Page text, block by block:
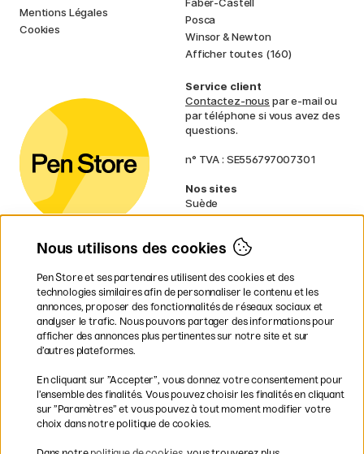
Mentions Légales
Cookies
Posca
Winsor & Newton
Afficher toutes (160)
Service client
Contactez-nous par e-mail ou
par téléphone si vous avez des
questions.
n° TVA : SE556797007301
Nos sites
Suède
Norvège
Finlande
Irlande
Pays-Bas
Royaume-Uni
UE
volumineux.
Les modes de paiement
Nous utilisons des cookies
Pen Store et ses partenaires utilisent des cookies et des
technologies similaires afin de personnaliser le contenu et les
annonces, proposer des fonctionnalités de réseaux sociaux et
analyser le trafic. Nous pouvons partager des informations pour
afficher des annonces plus pertinentes sur notre site et sur
d’autres plateformes.
En cliquant sur ”Accepter”, vous donnez votre consentement pour
l’ensemble des finalités. Vous pouvez choisir les finalités en cliquant
sur ”Paramètres” et vous pouvez à tout moment modifier votre
choix dans notre politique de cookies.